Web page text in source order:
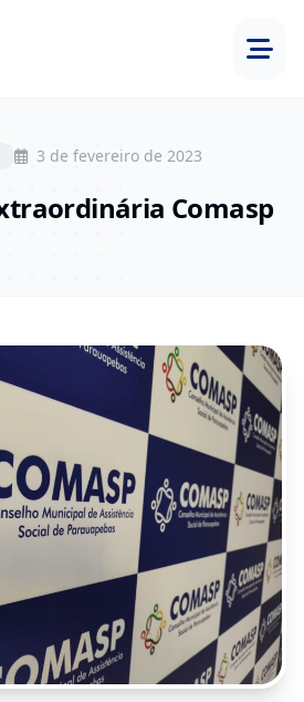
3 de fevereiro de 2023
Comasp